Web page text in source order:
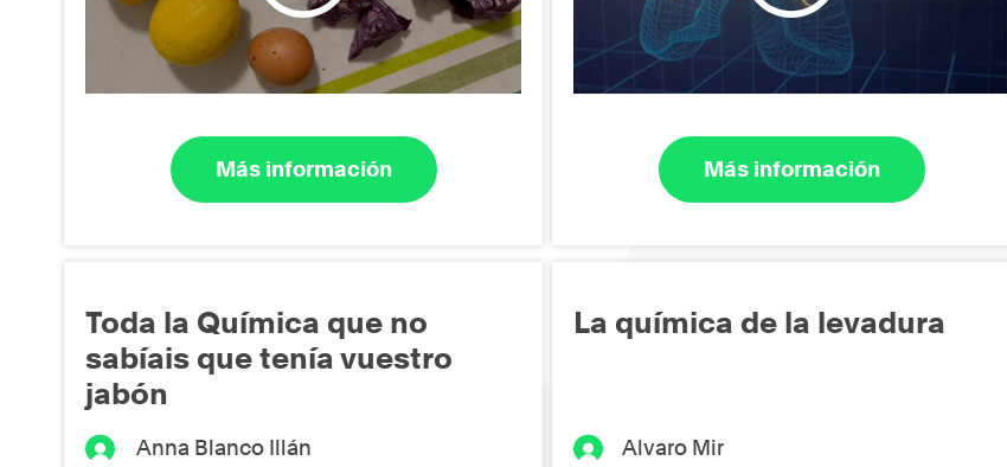
Más información Más información
Toda la Química que no
sabíais que tenía vuestro
jabón
Anna Blanco Illán
La química de la levadura
Alvaro Mir